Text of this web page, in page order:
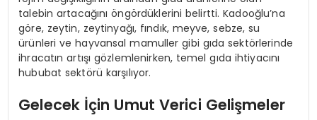
talebin artacağını öngördüklerini belirtti. Kadooğlu’na
göre, zeytin, zeytinyağı, fındık, meyve, sebze, su
ürünleri ve hayvansal mamuller gibi gıda sektörlerinde
ihracatın artışı gözlemlenirken, temel gıda ihtiyacını
hububat sektörü karşılıyor.
Gelecek İçin Umut Verici Gelişmeler